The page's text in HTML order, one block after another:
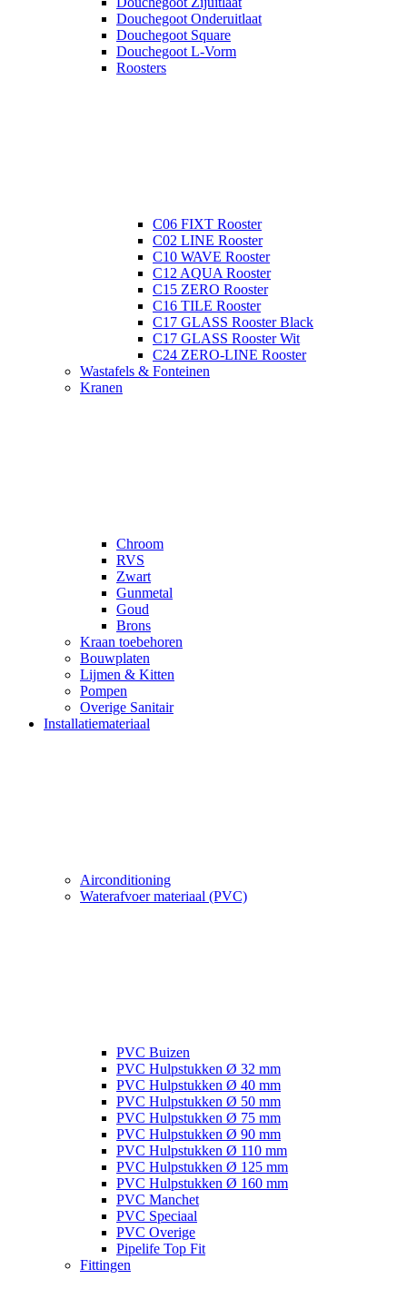
Douchegoot Onderuitlaat
Douchegoot Square
Douchegoot L-Vorm
Roosters
C06 FIXT Rooster
C02 LINE Rooster
C10 WAVE Rooster
C12 AQUA Rooster
C15 ZERO Rooster
C16 TILE Rooster
C17 GLASS Rooster Black
C17 GLASS Rooster Wit
C24 ZERO-LINE Rooster
Wastafels & Fonteinen
Kranen
Chroom
RVS
Zwart
Gunmetal
Goud
Brons
Kraan toebehoren
Bouwplaten
Lijmen & Kitten
Pompen
Overige Sanitair
Installatiemateriaal
Airconditioning
Waterafvoer materiaal (PVC)
PVC Buizen
PVC Hulpstukken Ø 32 mm
PVC Hulpstukken Ø 40 mm
PVC Hulpstukken Ø 50 mm
PVC Hulpstukken Ø 75 mm
PVC Hulpstukken Ø 90 mm
PVC Hulpstukken Ø 110 mm
PVC Hulpstukken Ø 125 mm
PVC Hulpstukken Ø 160 mm
PVC Manchet
PVC Speciaal
PVC Overige
Pipelife Top Fit
Fittingen